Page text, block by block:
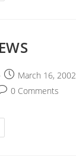
March 16, 2002
0 Comments